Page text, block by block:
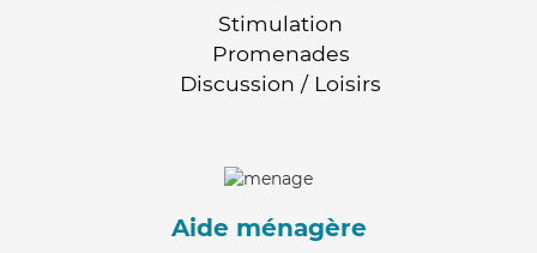
Stimulation
Promenades
Discussion / Loisirs
Aide ménagère